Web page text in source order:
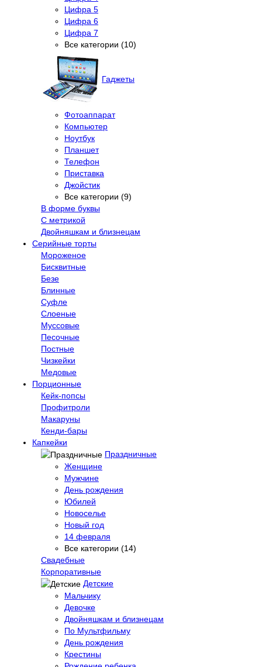
Цифра 5
Цифра 6
Цифра 7
Все категории (10)
Гаджеты
Фотоаппарат
Компьютер
Ноутбук
Планшет
Телефон
Приставка
Джойстик
Все категории (9)
В форме буквы
С метрикой
Двойняшкам и близнецам
Серийные торты
Мороженое
Бисквитные
Безе
Блинные
Суфле
Слоеные
Муссовые
Песочные
Постные
Чизкейки
Медовые
Порционные
Кейк-попсы
Профитроли
Макаруны
Кенди-бары
Капкейки
Праздничные
Женщине
Мужчине
День рождения
Юбилей
Новоселье
Новый год
14 февраля
Все категории (14)
Свадебные
Корпоративные
Детские
Мальчику
Девочке
Двойняшкам и близнецам
По Мультфильму
День рождения
Крестины